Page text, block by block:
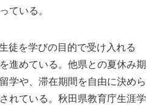
ている。
徒を学びの目的で受け入れる
進めている。他県との夏休み期
学や、滞在期間を自由に決めら
れている。秋田県教育庁生涯学